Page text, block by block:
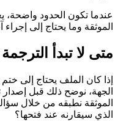
عندما تكون الحدود
الموثقة وما يحتاج إلى إجراء
متى لا تبدأ
إذا كان الملف يحتاج إلى
الجهة، نوضح ذلك قبل
الموثقة نطبقه من خلال
الذي سيقارنه عند فتحها؟